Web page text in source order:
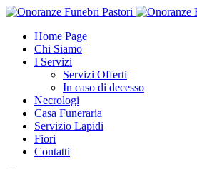
Home Page
Chi Siamo
I Servizi
Servizi Offerti
In caso di decesso
Necrologi
Casa Funeraria
Servizio Lapidi
Fiori
Contatti